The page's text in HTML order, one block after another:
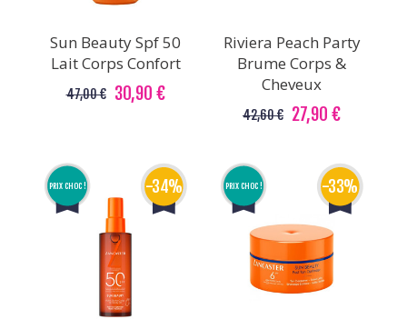
Sun Beauty Spf 50
Lait Corps Confort
47,00 € 30,90 €
Riviera Peach Party
Brume Corps &
Cheveux
42,60 € 27,90 €
PRIX CHOC ! -34% PRIX CHOC ! -33%